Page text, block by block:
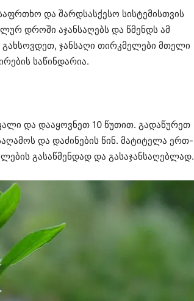
და შარდსასქესო სისტემისთვის
დროში აჯანსაღებს და წმენდს ამ
გახსოვდეთ, ჯანსაღი თირკმელები მთელი
საწინდარია.
და დააყოვნეთ 10 წუთით. გადაწურეთ
და დაძინების წინ. მატიტელა ერთ-
გასაწმენდად და გასაჯანსაღებლად.